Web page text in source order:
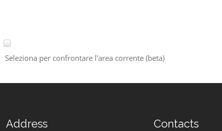
Seleziona per confrontare l'area corrente (beta)
Address Contacts